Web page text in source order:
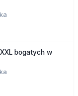
bogatych w